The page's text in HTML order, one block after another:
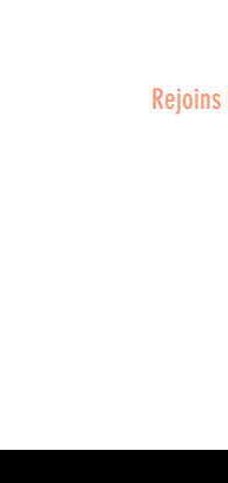
Découvrez des